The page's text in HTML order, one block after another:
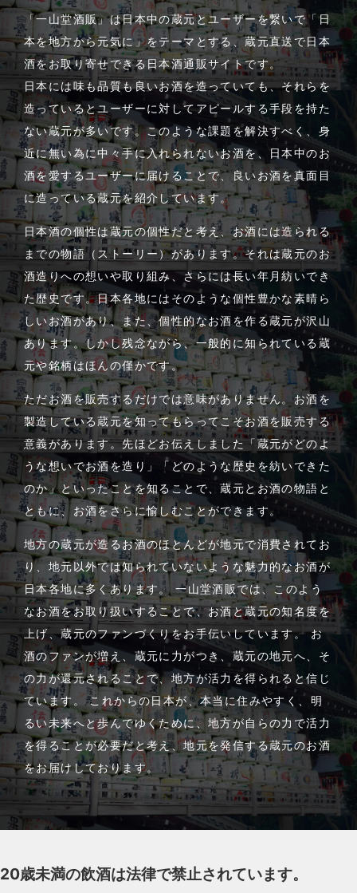
「一山堂酒販」は日本中の蔵元とユーザーを繋いで「日
本を地方から元気に」をテーマとする、蔵元直送で日本
酒をお取り寄せできる日本酒通販サイトです。
日本には味も品質も良いお酒を造っていても、それらを
造っているとユーザーに対してアピールする手段を持た
ない蔵元が多いです。このような課題を解決すべく、身
近に無い為に中々手に入れられないお酒を、日本中のお
酒を愛するユーザーに届けることで、良いお酒を真面目
に造っている蔵元を紹介しています。
日本酒の個性は蔵元の個性だと考え、お酒には造られる
までの物語（ストーリー）があります。それは蔵元のお
酒造りへの想いや取り組み、さらには長い年月紡いでき
た歴史です。日本各地にはそのような個性豊かな素晴ら
しいお酒があり、また、個性的なお酒を作る蔵元が沢山
あります。しかし残念ながら、一般的に知られている蔵
元や銘柄はほんの僅かです。
ただお酒を販売するだけでは意味がありません。お酒を
製造している蔵元を知ってもらってこそお酒を販売する
意義があります。先ほどお伝えしました「蔵元がどのよ
うな想いでお酒を造り」「どのような歴史を紡いできた
のか」といったことを知ることで、蔵元とお酒の物語と
ともに、お酒をさらに愉しむことができます。
地方の蔵元が造るお酒のほとんどが地元で消費されてお
り、地元以外では知られていないような魅力的なお酒が
日本各地に多くあります。 一山堂酒販では、このよう
なお酒をお取り扱いすることで、お酒と蔵元の知名度を
上げ、蔵元のファンづくりをお手伝いしています。 お
酒のファンが増え、蔵元に力がつき、蔵元の地元へ、そ
の力が還元されることで、地方が活力を得られると信じ
ています。 これからの日本が、本当に住みやすく、明
るい未来へと歩んでゆくために、地方が自らの力で活力
を得ることが必要だと考え、地元を発信する蔵元のお酒
をお届けしております。
20歳未満の飲酒は法律で禁止されています。